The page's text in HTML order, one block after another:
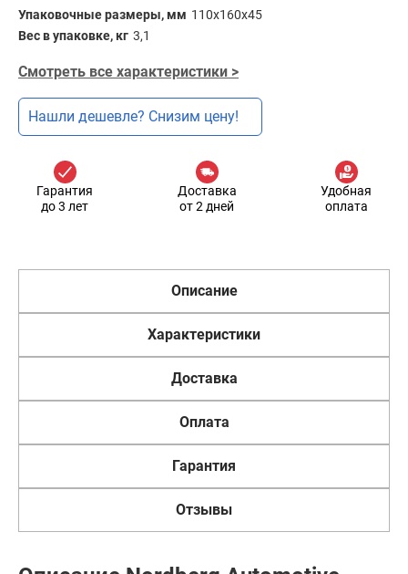
Упаковочные размеры, мм 110х160х45
Вес в упаковке, кг 3,1
Смотреть все характеристики >
Нашли дешевле? Снизим цену!
Гарантия
до 3 лет
Доставка
от 2 дней
Удобная
оплата
Описание
Характеристики
Доставка
Оплата
Гарантия
Отзывы